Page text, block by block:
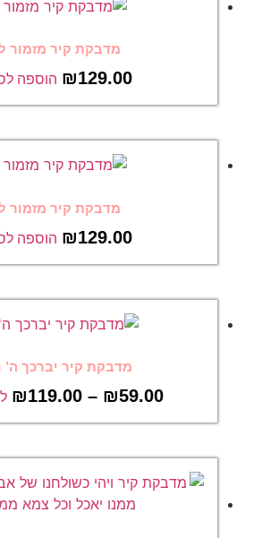
מדבקת קיר מזמור
₪129.00 הוספה
מדבקת קיר מזמור
₪129.00 הוספה
מדבקת קיר יברכך ה’
₪59.00
–
₪119.00